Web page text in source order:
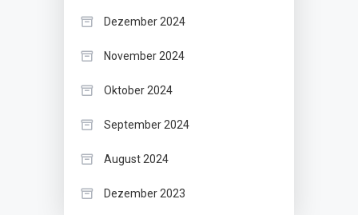
Dezember 2024
November 2024
Oktober 2024
September 2024
August 2024
Dezember 2023